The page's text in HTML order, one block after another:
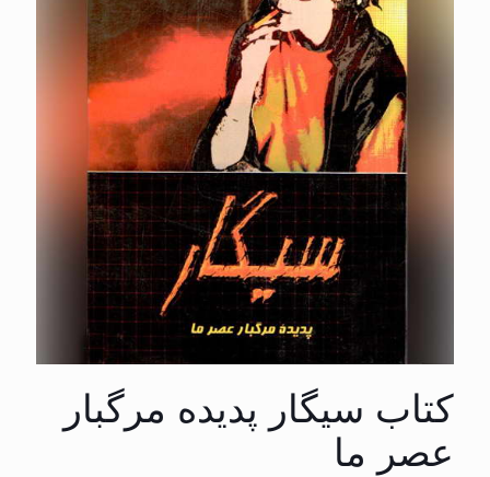
کتاب سیگار پدیده مرگبار
عصر ما